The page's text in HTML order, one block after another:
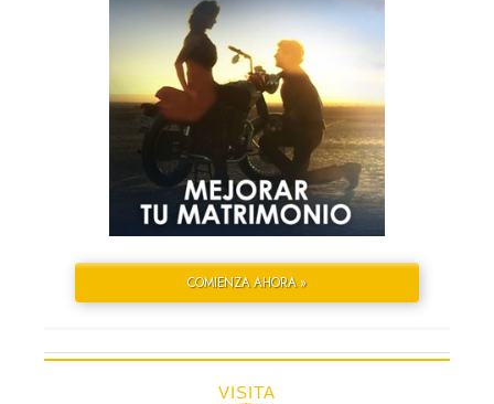
COMIENZA AHORA »
VISITA